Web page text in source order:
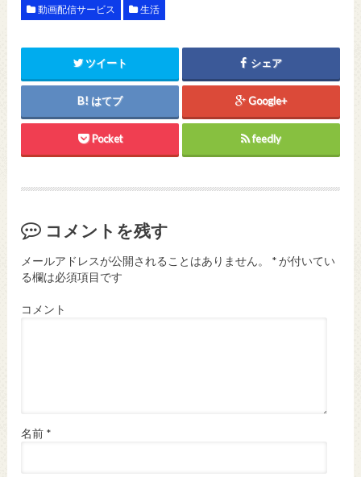
動画配信サービス 生活
ツイート シェア
はてブ Google+
Pocket feedly
コメントを残す
メールアドレスが公開されることはありません。 *が付いてい
る欄は必須項目です
コメント
名前 *